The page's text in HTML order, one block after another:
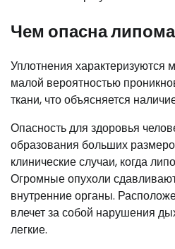
Чем опасна липома
Уплотнения характеризуются
малой вероятностью
ткани, что объясняется
Опасность для здоровья
образования больших
клинические случаи, когда
Огромные опухоли
внутренние органы.
влечет за собой нарушения
легкие.